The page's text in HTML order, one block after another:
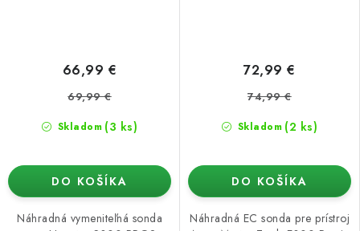
Skladom (3 ks)
66,99 €
69,99 €
DO KOŠÍKA
Náhradná vymeniteľná sonda
Skladom (2 ks)
72,99 €
74,99 €
DO KOŠÍKA
Náhradná EC sonda pre prístroj